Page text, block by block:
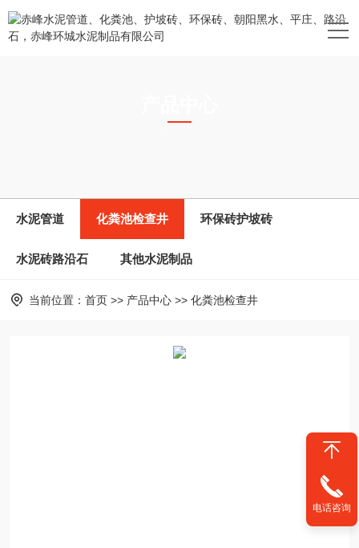
水泥管道 化粪池检查井 环保砖护坡砖
水泥砖路沿石 其他水泥制品
当前位置： 首页 >> 产品中心 >> 化粪池检查井
电话咨询